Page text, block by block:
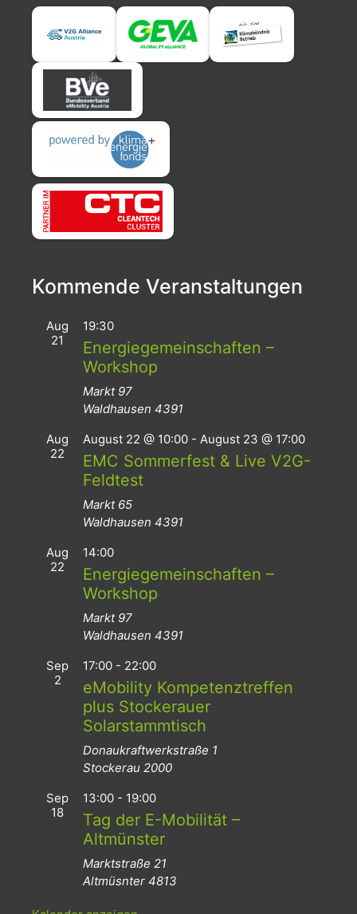
Kommende Veranstaltungen
Aug
21
19:30
Energiegemeinschaften –
Workshop
Markt 97
Waldhausen 4391
Aug
22
August 22 @ 10:00 - August 23 @ 17:00
EMC Sommerfest & Live V2G-
Feldtest
Markt 65
Waldhausen 4391
Aug
22
14:00
Energiegemeinschaften –
Workshop
Markt 97
Waldhausen 4391
Sep
2
17:00 - 22:00
eMobility Kompetenztreffen
plus Stockerauer
Solarstammtisch
Donaukraftwerkstraße 1
Stockerau 2000
Sep
18
13:00 - 19:00
Tag der E-Mobilität –
Altmünster
Marktstraße 21
Altmüsnter 4813